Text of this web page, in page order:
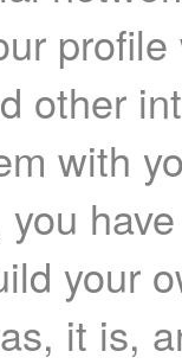
other
with
you
your
it is,